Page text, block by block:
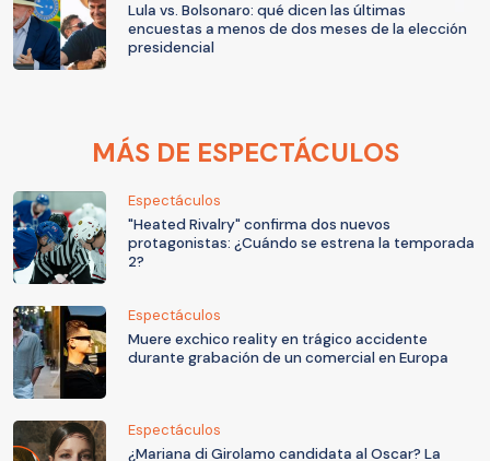
Lula vs. Bolsonaro: qué dicen las últimas
encuestas a menos de dos meses de la elección
presidencial
MÁS DE ESPECTÁCULOS
Espectáculos
"Heated Rivalry" confirma dos nuevos
protagonistas: ¿Cuándo se estrena la temporada
2?
Espectáculos
Muere exchico reality en trágico accidente
durante grabación de un comercial en Europa
Espectáculos
¿Mariana di Girolamo candidata al Oscar? La